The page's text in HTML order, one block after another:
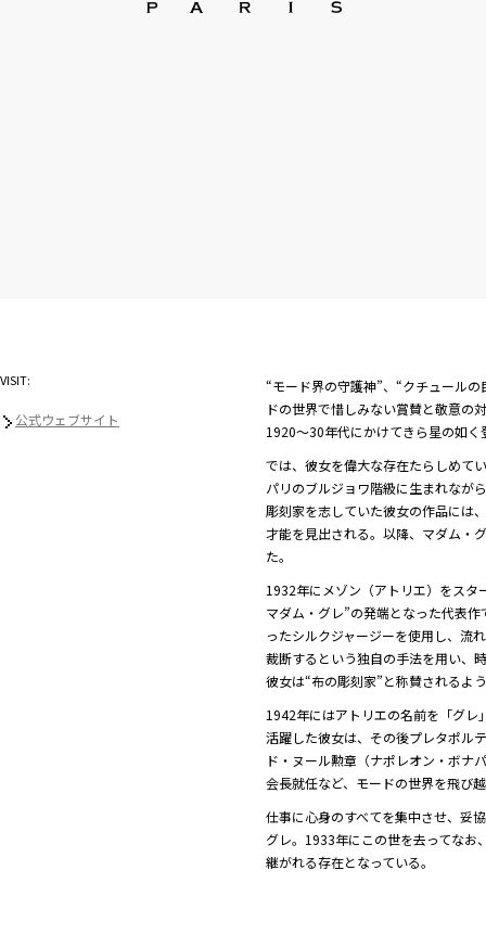
VISIT:
公式ウェブサイト
“モード界の守護神”、“クチュール
ドの世界で惜しみない賞賛と敬意の
1920〜30年代にかけてきら星の如
では、彼女を偉大な存在たらしめて
パリのブルジョワ階級に生まれなが
彫刻家を志していた彼女の作品には
才能を見出される。以降、マダム・
た。
1932年にメゾン（アトリエ）をスタ
マダム・グレ”の発端となった代表
ったシルクジャージーを使用し、流
裁断するという独自の手法を用い、
彼女は“布の彫刻家”と称賛されるよ
1942年にはアトリエの名前を「グレ
活躍した彼女は、その後プレタポル
ド・ヌール勲章（ナポレオン・ボナ
会長就任など、モードの世界を飛び
仕事に心身のすべてを集中させ、妥
グレ。1933年にこの世を去ってなお
継がれる存在となっている。